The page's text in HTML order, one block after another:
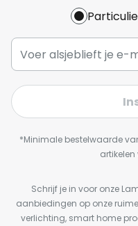
*Minimale bestelwaarde
artikelen
Schrijf je in voor onze
aanbiedingen op onze
verlichting, smart home